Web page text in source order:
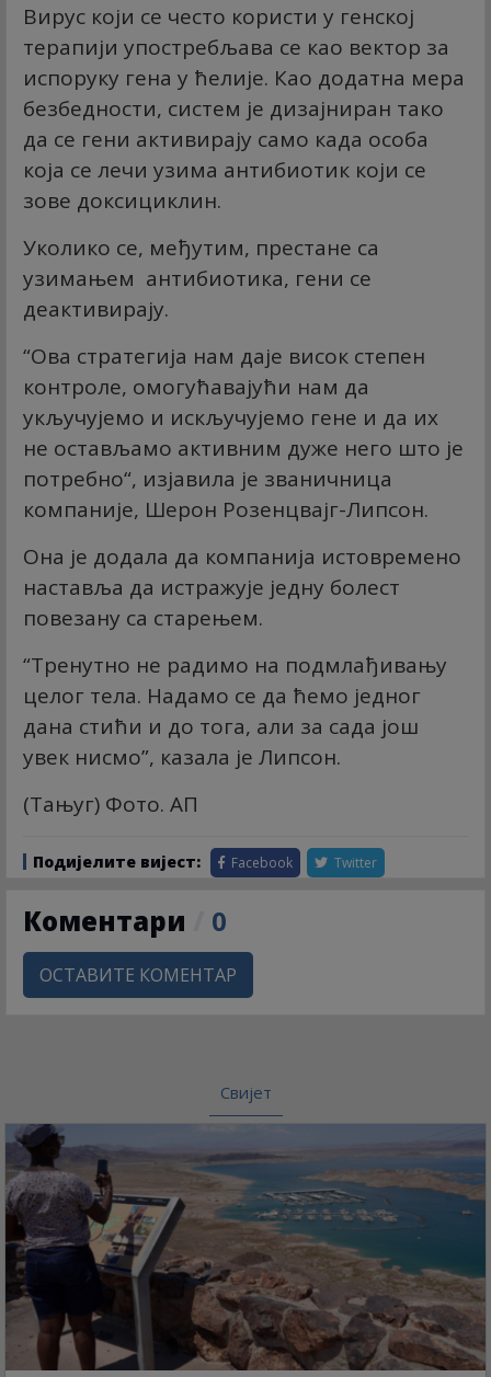
Вирус који се често користи у генској
терапији упостребљава се као вектор за
испоруку гена у ћелије. Као додатна мера
безбедности, систем је дизајниран тако
да се гени активирају само када особа
која се лечи узима антибиотик који се
зове доксициклин.
Уколико се, међутим, престане са
узимањем антибиотика, гени се
деактивирају.
“Ова стратегија нам даје висок степен
контроле, омогућавајући нам да
укључујемо и искључујемо гене и да их
не остављамо активним дуже него што је
потребно“, изјавила је званичница
компаније, Шерон Розенцвајг-Липсон.
Она је додала да компанија истовремено
наставља да истражује једну болест
повезану са старењем.
“Тренутно не радимо на подмлађивању
целог тела. Надамо се да ћемо једног
дана стићи и до тога, али за сада још
увек нисмо”, казала је Липсон.
(Тањуг) Фото. АП
Подијелите вијест: Facebook Twitter
Коментари 0
ОСТАВИТЕ КОМЕНТАР
Свијет